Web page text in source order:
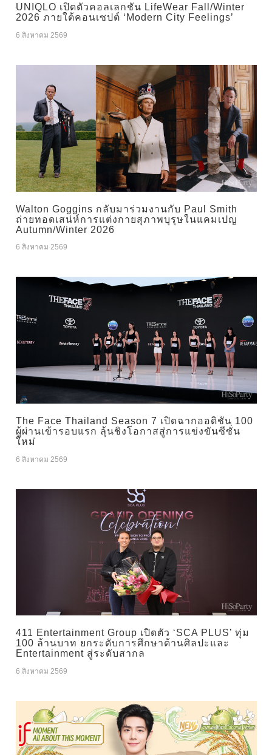
UNIQLO เปิดตัวคอลเลกชัน LifeWear Fall/Winter
2026 ภายใต้คอนเซปต์ ‘Modern City Feelings’
6 สิงหาคม 2569
Walton Goggins กลับมาร่วมงานกับ Paul Smith
ถ่ายทอดเสน่ห์การแต่งกายสุภาพบุรุษในแคมเปญ
Autumn/Winter 2026
6 สิงหาคม 2569
The Face Thailand Season 7 เปิดฉากออดิชัน 100
ผู้ผ่านเข้ารอบแรก ลุ้นชิงโอกาสสู่การแข่งขันซีซั่น
ใหม่
6 สิงหาคม 2569
411 Entertainment Group เปิดตัว ‘SCA PLUS’ ทุ่ม
100 ล้านบาท ยกระดับการศึกษาด้านศิลปะและ
Entertainment สู่ระดับสากล
6 สิงหาคม 2569